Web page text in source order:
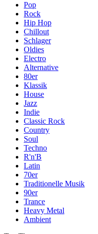
Pop
Rock
Hip Hop
Chillout
Schlager
Oldies
Electro
Alternative
80er
Klassik
House
Jazz
Indie
Classic Rock
Country
Soul
Techno
R'n'B
Latin
70er
Traditionelle Musik
90er
Trance
Heavy Metal
Ambient